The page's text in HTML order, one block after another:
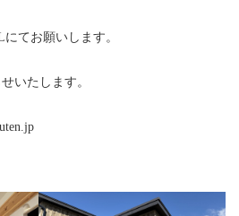
てお願いします。
いたします。